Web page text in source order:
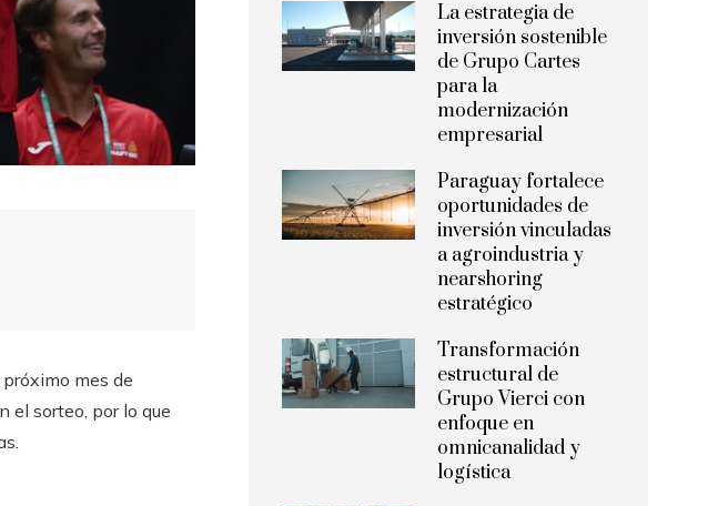
mes de
el sorteo, por lo que
La estrategia de
inversión sostenible
de Grupo Cartes
para la
modernización
empresarial
Paraguay fortalece
oportunidades de
inversión vinculadas
a agroindustria y
nearshoring
estratégico
Transformación
estructural de
Grupo Vierci con
enfoque en
omnicanalidad y
logística